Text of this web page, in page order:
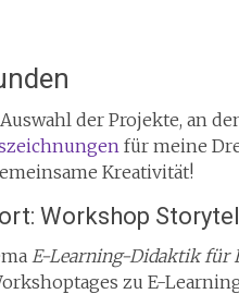
der Projekte, an
für meine
Kreativität!
Workshop
E-Learning-Didaktik für
zu E-